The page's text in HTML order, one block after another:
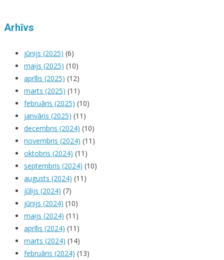
Arhīvs
jūnijs (2025) (6)
maijs (2025) (10)
aprīlis (2025) (12)
marts (2025) (11)
februāris (2025) (10)
janvāris (2025) (11)
decembris (2024) (10)
novembris (2024) (11)
oktobris (2024) (11)
septembris (2024) (10)
augusts (2024) (11)
jūlijs (2024) (7)
jūnijs (2024) (10)
maijs (2024) (11)
aprīlis (2024) (11)
marts (2024) (14)
februāris (2024) (13)